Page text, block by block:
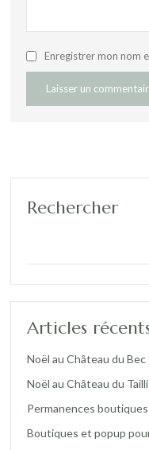
Enregistrer mon nom
Rechercher
Articles
Noël au Château du
Noël au Château du
Permanences
Boutiques et popup